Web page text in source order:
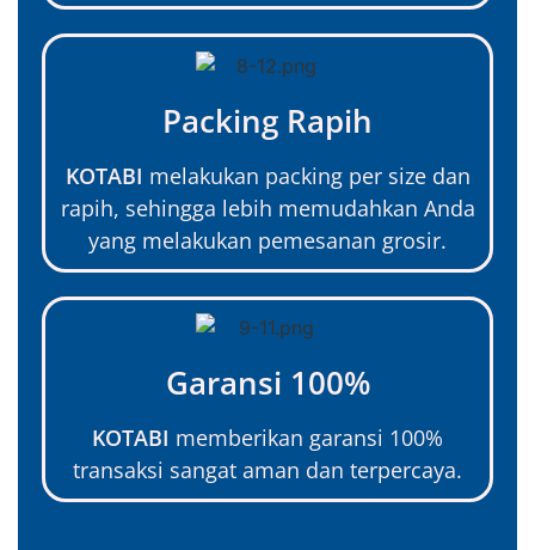
Packing Rapih
KOTABI melakukan packing per size dan
rapih, sehingga lebih memudahkan Anda
yang melakukan pemesanan grosir.
Garansi 100%
KOTABI memberikan garansi 100%
transaksi sangat aman dan terpercaya.